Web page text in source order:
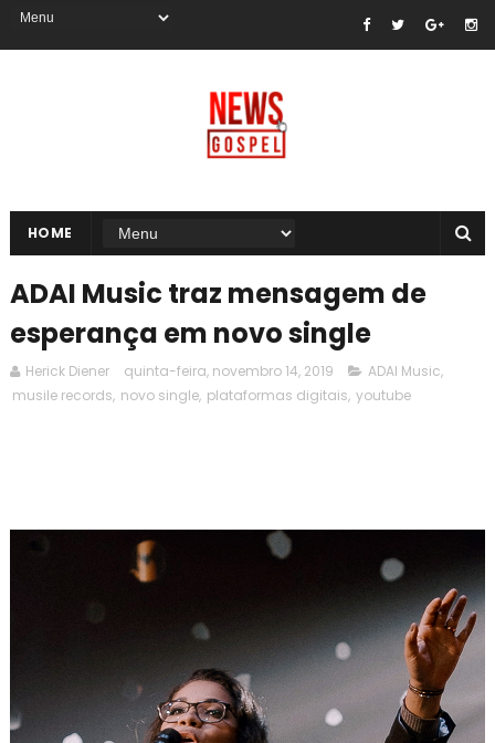
HOME
ADAI Music traz mensagem de
esperança em novo single
Herick Diener quinta-feira, novembro 14, 2019 ADAI Music,
musile records, novo single, plataformas digitais, youtube